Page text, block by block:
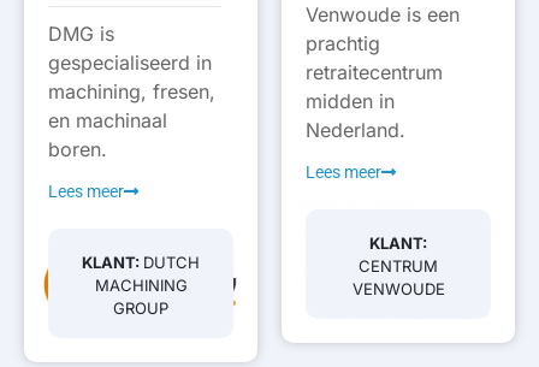
DMG is
gespecialiseerd in
machining, fresen,
en machinaal
boren.
Lees meer
KLANT: DUTCH
MACHINING
GROUP
Venwoude is een
prachtig
retraitecentrum
midden in
Nederland.
Lees meer
KLANT:
CENTRUM
VENWOUDE